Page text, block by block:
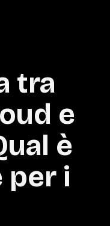
tra
e
è
per i